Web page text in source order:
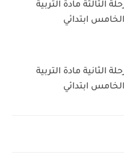
الثالثة مادة التربية
ابتدائي
الثانية مادة التربية
ابتدائي